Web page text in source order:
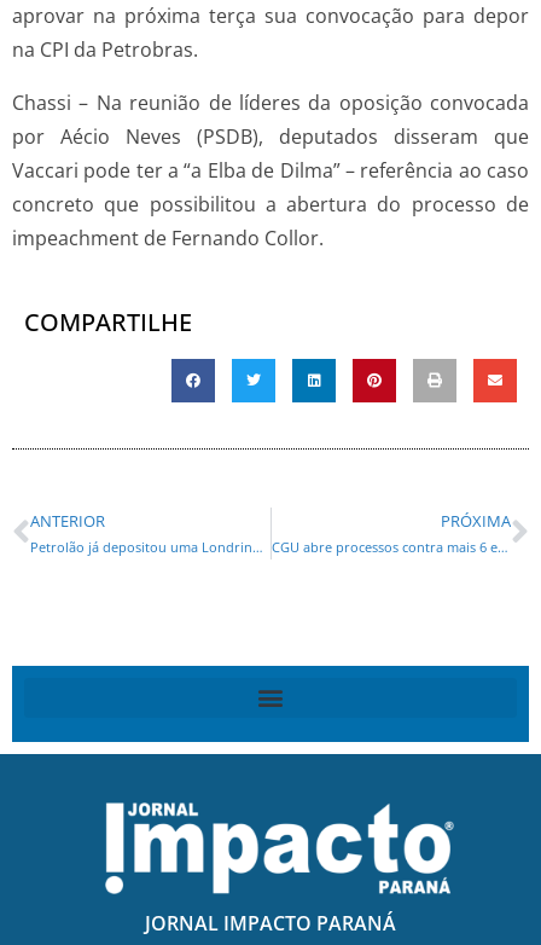
aprovar na próxima terça sua convocação para depor
na CPI da Petrobras.
Chassi – Na reunião de líderes da oposição convocada
por Aécio Neves (PSDB), deputados disseram que
Vaccari pode ter a “a Elba de Dilma” – referência ao caso
concreto que possibilitou a abertura do processo de
impeachment de Fernando Collor.
COMPARTILHE
ANTERIOR
Petrolão já depositou uma Londrina na Suíça
PRÓXIMA
CGU abre processos contra mais 6 empresas envolvidas na Lava Jato
JORNAL IMPACTO PARANÁ